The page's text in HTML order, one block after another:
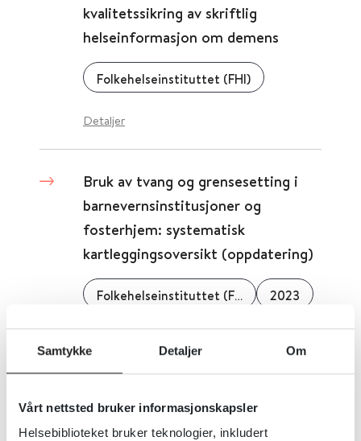
Samtykke Detaljer Om
Vårt nettsted bruker informasjonskapsler
Helsebiblioteket bruker teknologier, inkludert
kvalitetssikring av skriftlig
helseinformasjon om demens
Folkehelseinstituttet (FHI)
Detaljer
Bruk av tvang og grensesetting i
barnevernsinstitusjoner og
fosterhjem: systematisk
kartleggingsoversikt (oppdatering)
Folkehelseinstituttet (FHI) 2023
Hva sier tolkeloven?